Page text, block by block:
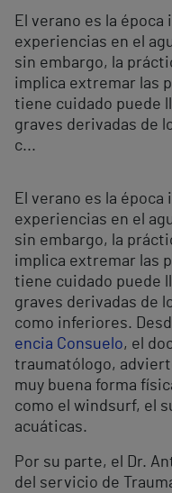
El verano es la
experiencias en el
sin embargo, la
implica extremar las
tiene cuidado puede
graves derivadas de
c...
El verano es la
experiencias en el
sin embargo, la
implica extremar las
tiene cuidado puede
graves derivadas de
como inferiores.
encia Consuelo, el
traumatólogo,
muy buena forma
como el windsurf, el
acuáticas.
Por su parte, el Dr.
del servicio de